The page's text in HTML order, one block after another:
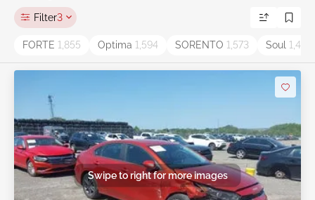
Filter3
FORTE 1,855 Optima 1,594 SORENTO 1,573 Soul 1,497
Swipe to right for more images